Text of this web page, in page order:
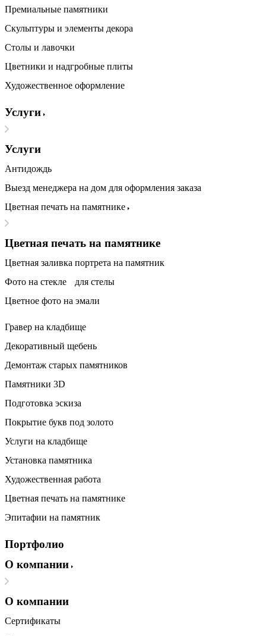
Премиальные памятники
Скульптуры и элементы декора
Столы и лавочки
Цветники и надгробные плиты
Художественное оформление
Услуги
Услуги
Антидождь
Выезд менеджера на дом для оформления заказа
Цветная печать на памятнике
Цветная печать на памятнике
Цветная заливка портрета на памятник
Фото на стекле для стелы
Цветное фото на эмали
Гравер на кладбище
Декоративный щебень
Демонтаж старых памятников
Памятники 3D
Подготовка эскиза
Покрытие букв под золото
Услуги на кладбище
Установка памятника
Художественная работа
Цветная печать на памятнике
Эпитафии на памятник
Портфолио
О компании
О компании
Сертификаты